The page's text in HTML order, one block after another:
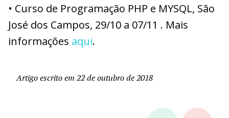
• Curso de Programação PHP e MYSQL, São
José dos Campos, 29/10 a 07/11 . Mais
informações aqui.
Artigo escrito em 22 de outubro de 2018